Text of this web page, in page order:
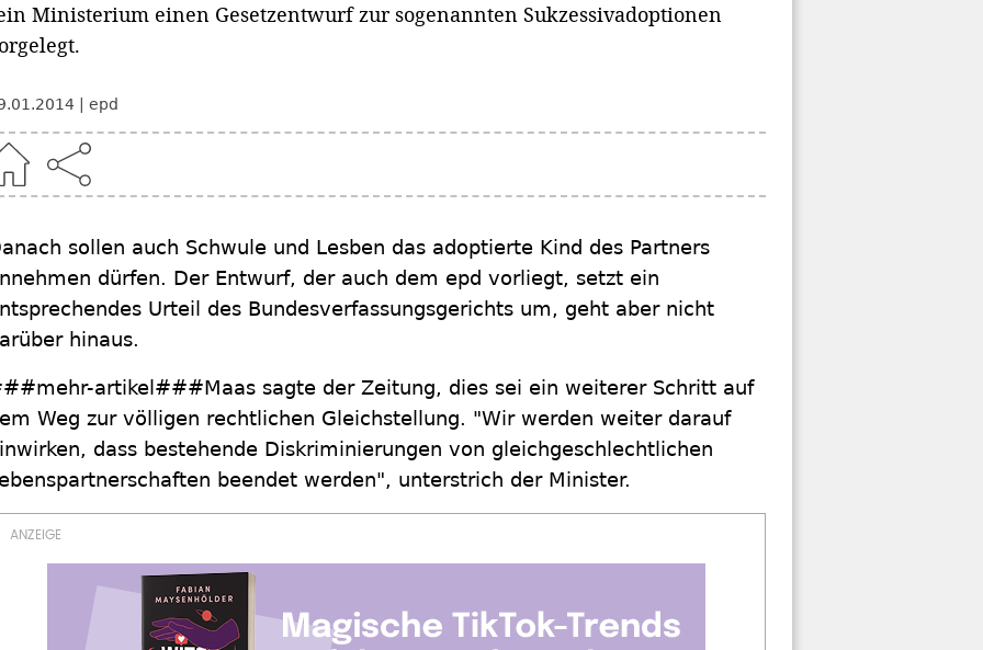
Ministerium einen Gesetzentwurf zur sogenannten Sukzessivadoptionen
epd
sollen auch Schwule und Lesben das adoptierte Kind des Partners
dürfen. Der Entwurf, der auch dem epd vorliegt, setzt ein
Urteil des Bundesverfassungsgerichts um, geht aber nicht
hinaus.
artikel###Maas sagte der Zeitung, dies sei ein weiterer Schritt auf
Weg zur völligen rechtlichen Gleichstellung. "Wir werden weiter darauf
dass bestehende Diskriminierungen von gleichgeschlechtlichen
beendet werden", unterstrich der Minister.